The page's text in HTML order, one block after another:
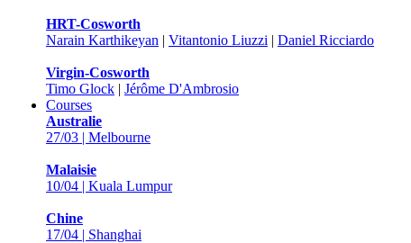
HRT-Cosworth
Narain Karthikeyan | Vitantonio Liuzzi | Daniel Ricciardo
Virgin-Cosworth
Timo Glock | Jérôme D'Ambrosio
Courses
Australie
27/03 | Melbourne
Malaisie
10/04 | Kuala Lumpur
Chine
17/04 | Shanghai